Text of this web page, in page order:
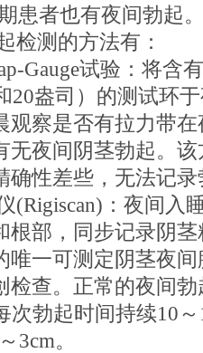
患者也有夜间勃起
测的方法有：
试验：将含有
20盎司）的测试环
观察是否有拉力带
无夜间阴茎勃起。
确性差些，无法记
：夜间入睡
根部，同步记录阴
唯一可测定阴茎夜
检查。正常的夜间
次勃起时间持续10
3cm。